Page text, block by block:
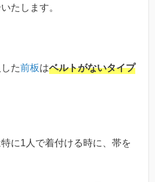
たします。
た前板はベルトがないタイプ
に1人で着付ける時に、帯を